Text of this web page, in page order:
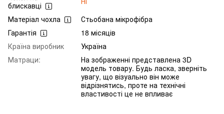
блискавці
Матеріал чохла
Стьобана мікрофібра
Гарантія
18 місяців
Країна виробник
Україна
Матраци:
На зображенні представлена 3D
модель товару. Будь ласка, зверніть
увагу, що візуально він може
відрізнятись, проте на технічні
властивості це не впливає